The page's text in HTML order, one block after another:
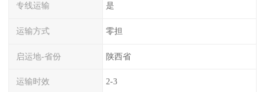
专线运输 是
运输方式 零担
启运地-省份 陕西省
运输时效 2-3